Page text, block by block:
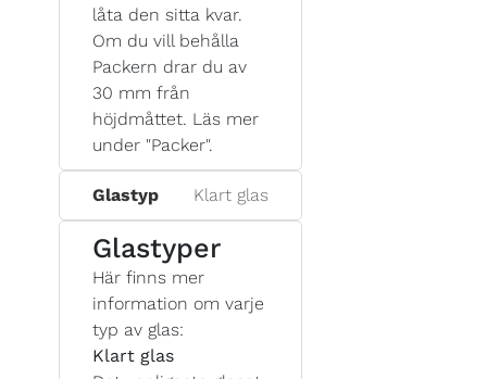
låta den sitta kvar.
Om du vill behålla
Packern drar du av
30 mm från
höjdmåttet. Läs mer
under "Packer".
Glastyp Klart glas
Glastyper
Här finns mer
information om varje
typ av glas:
Klart glas